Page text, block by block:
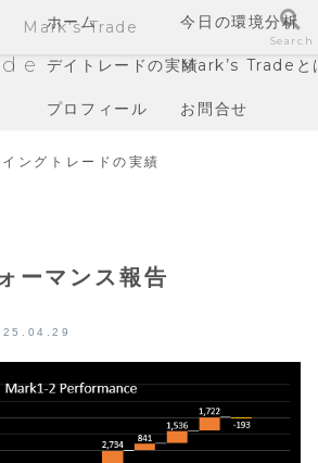
ホーム 今日の環境分析
デイトレードの実績Mark’s Tradeと
プロフィール お問合せ
イングトレードの実績
ーマンス報告
Mark's Trade
Search